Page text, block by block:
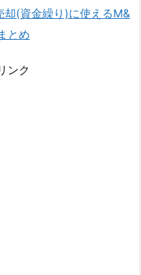
(資金繰り)に使えるM&
とめ
ンク